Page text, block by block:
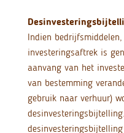
Indien
investeringsaftrek is
aanvang van het
van bestemming
gebruik naar verhuur)